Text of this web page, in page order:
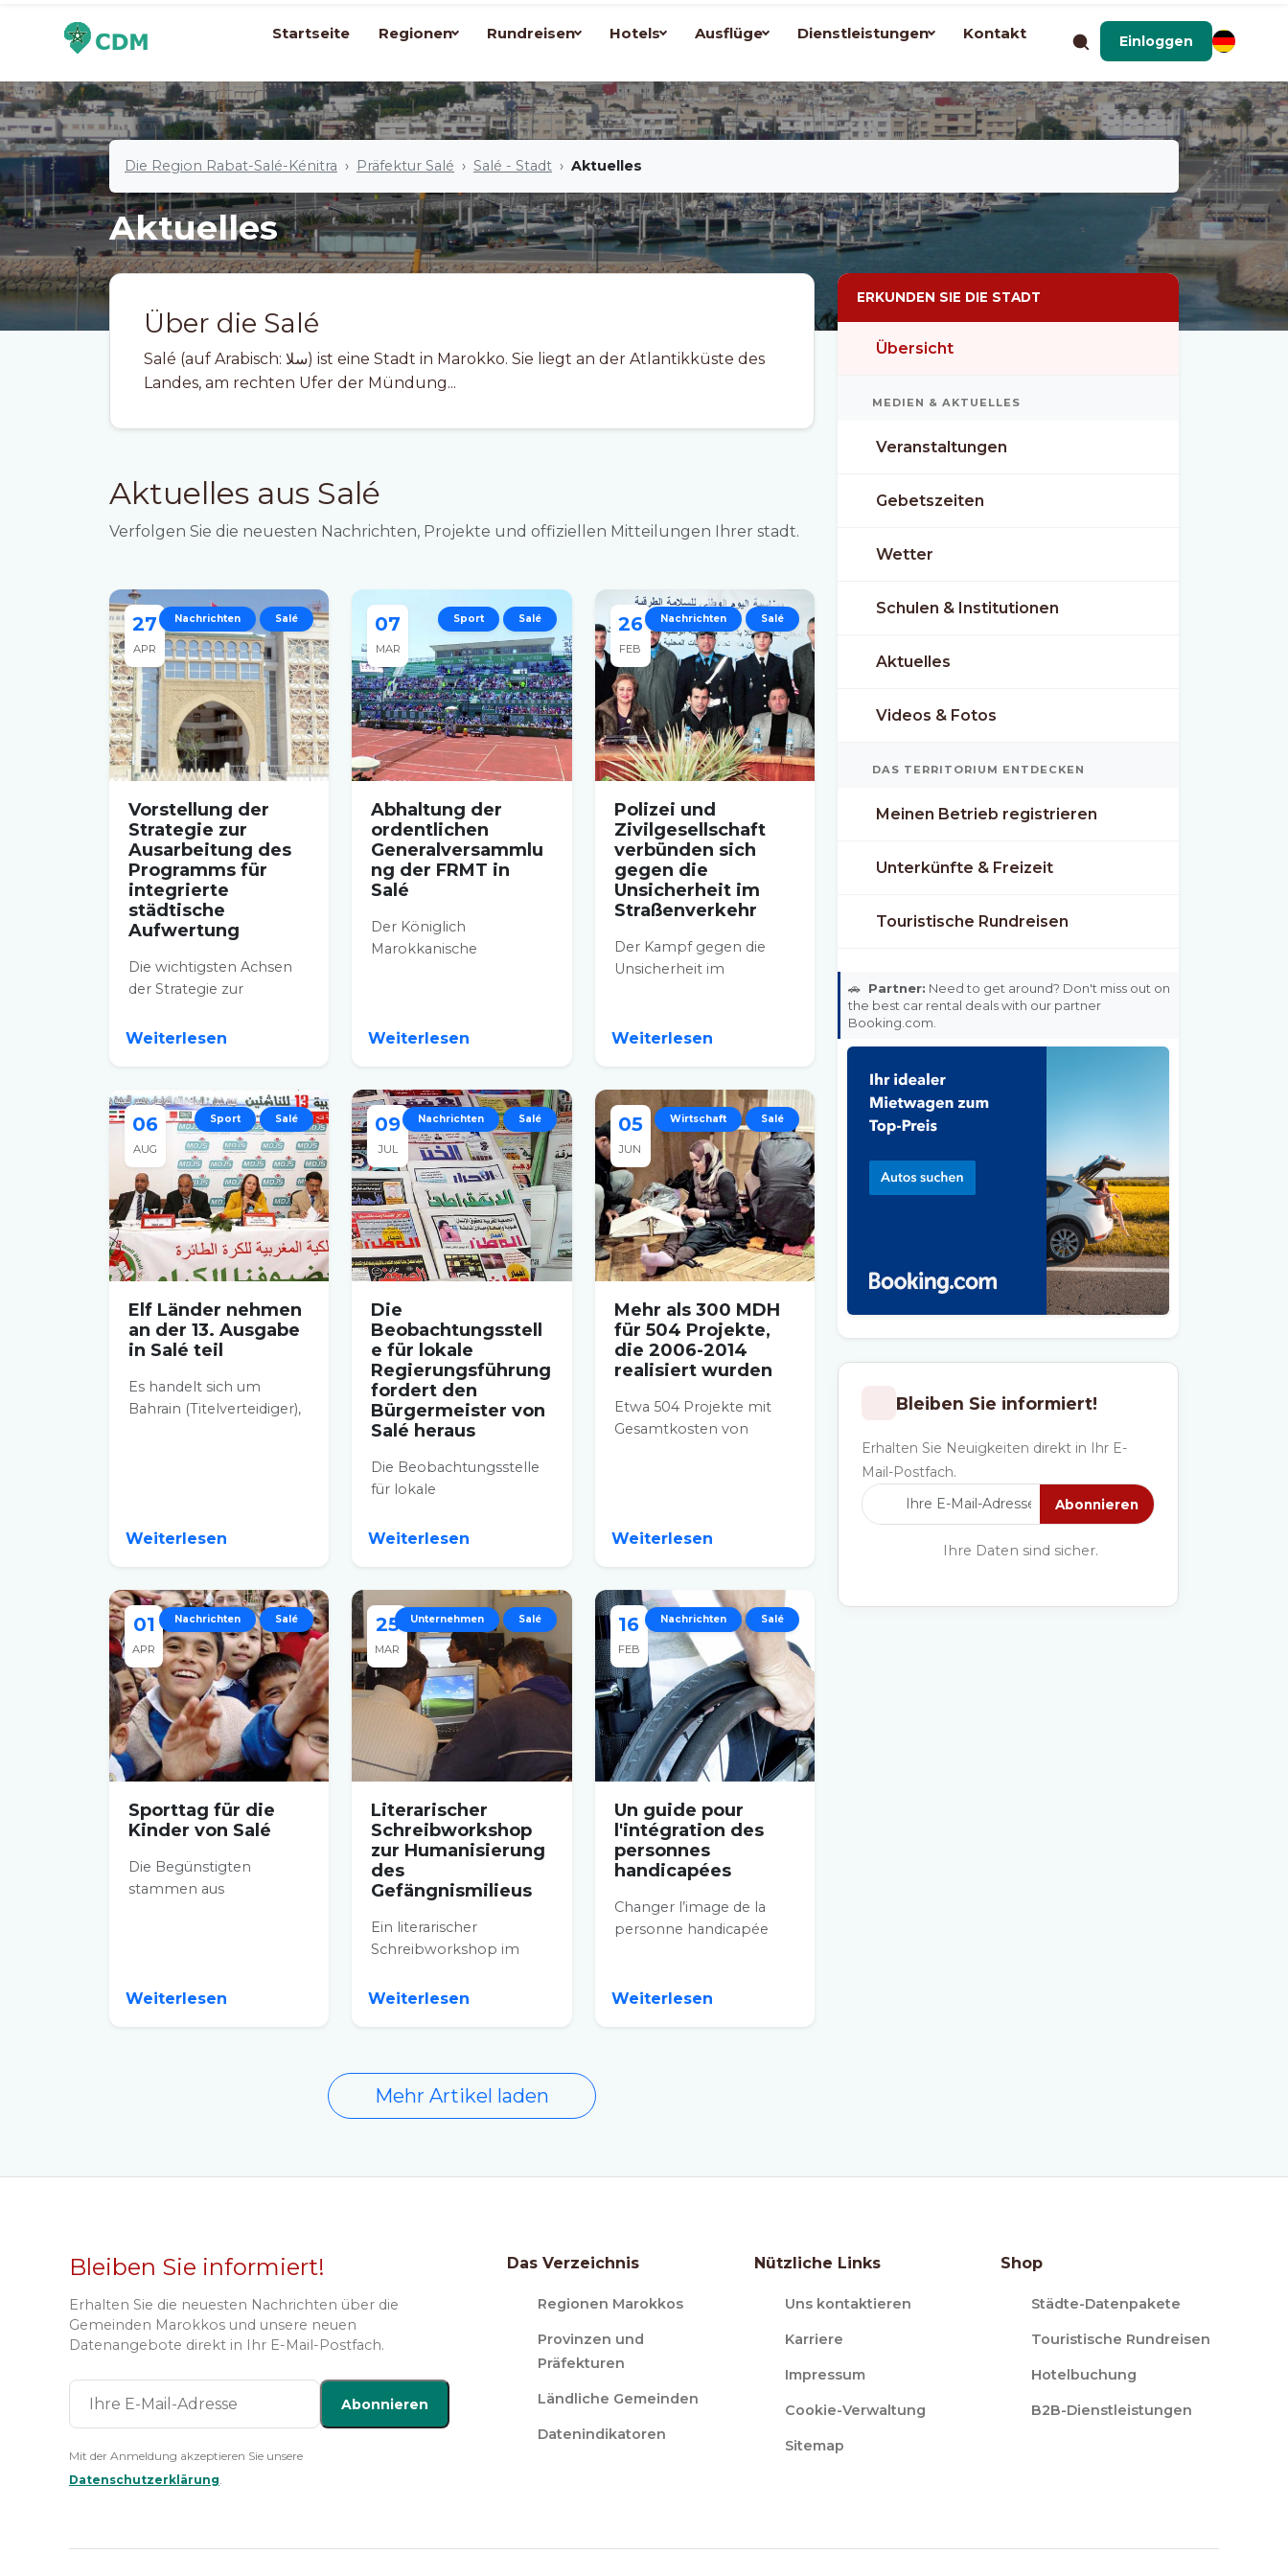
Startseite Regionen Rundreisen Hotels Ausflüge Dienstleistungen Kontakt Einloggen
Die Region Rabat-Salé-Kénitra Präfektur Salé Salé - Stadt Aktuelles
Aktuelles
Über die Salé
Salé (auf Arabisch: سلا) ist eine Stadt in Marokko. Sie liegt an der Atlantikküste des
Landes, am rechten Ufer der Mündung...
Aktuelles aus Salé
Verfolgen Sie die neuesten Nachrichten, Projekte und offiziellen Mitteilungen Ihrer stadt.
27
APR
Nachrichten Salé
Vorstellung der
Strategie zur
Ausarbeitung des
Programms für
integrierte
städtische
Aufwertung
Die wichtigsten Achsen
der Strategie zur
Programms für
Weiterlesen
07
MAR
Sport Salé
Abhaltung der
ordentlichen
Generalversammlu
ng der FRMT in
Salé
Der Königlich
Marokkanische
Weiterlesen
26
FEB
Nachrichten Salé
Polizei und
Zivilgesellschaft
verbünden sich
gegen die
Unsicherheit im
Straßenverkehr
Der Kampf gegen die
Unsicherheit im
im Mittelpunkt...
Weiterlesen
06
AUG
Sport Salé
Elf Länder nehmen
an der 13. Ausgabe
in Salé teil
Es handelt sich um
Bahrain (Titelverteidiger),
Weiterlesen
09
JUL
Nachrichten Salé
Die
Beobachtungsstell
e für lokale
Regierungsführung
fordert den
Bürgermeister von
Salé heraus
Die Beobachtungsstelle
für lokale
von Salé hat soeben
Weiterlesen
05
JUN
Wirtschaft Salé
Mehr als 300 MDH
für 504 Projekte,
die 2006-2014
realisiert wurden
Etwa 504 Projekte mit
Gesamtkosten von
Weiterlesen
01
APR
Nachrichten Salé
Sporttag für die
Kinder von Salé
Die Begünstigten
stammen aus
Weiterlesen
25
MAR
Unternehmen Salé
Literarischer
Schreibworkshop
zur Humanisierung
des
Gefängnismilieus
Ein literarischer
Schreibworkshop im
Salé, der auf die
Weiterlesen
16
FEB
Nachrichten Salé
Un guide pour
l'intégration des
personnes
handicapées
Changer l’image de la
personne handicapée
yeux des...
Weiterlesen
Mehr Artikel laden
ERKUNDEN SIE DIE STADT
Übersicht
MEDIEN & AKTUELLES
Veranstaltungen
Gebetszeiten
Wetter
Schulen & Institutionen
Aktuelles
Videos & Fotos
DAS TERRITORIUM ENTDECKEN
Meinen Betrieb registrieren
Unterkünfte & Freizeit
Touristische Rundreisen
🚗 Partner: Need to get around? Don't miss out on
the best car rental deals with our partner
Booking.com.
Bleiben Sie informiert!
Erhalten Sie Neuigkeiten direkt in Ihr E-
Mail-Postfach.
Abonnieren
Ihre Daten sind sicher.
Bleiben Sie informiert!
Erhalten Sie die neuesten Nachrichten über die
Gemeinden Marokkos und unsere neuen
Datenangebote direkt in Ihr E-Mail-Postfach.
Abonnieren
Mit der Anmeldung akzeptieren Sie unsere
Datenschutzerklärung.
Das Verzeichnis
Regionen Marokkos
Provinzen und
Präfekturen
Ländliche Gemeinden
Datenindikatoren
Nützliche Links
Uns kontaktieren
Karriere
Impressum
Cookie-Verwaltung
Sitemap
Shop
Städte-Datenpakete
Touristische Rundreisen
Hotelbuchung
B2B-Dienstleistungen